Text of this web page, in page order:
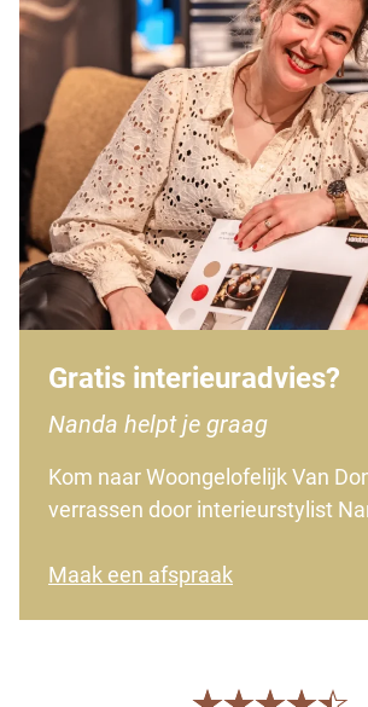
Gratis interieuradvies?
Nanda helpt je graag
Kom naar Woongelofelijk Van
verrassen door interieurstylist
Maak een afspraak